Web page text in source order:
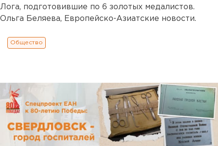
Лога, подготовившие по 6 золотых медалистов.
Ольга Беляева, Европейско-Азиатские новости.
Общество